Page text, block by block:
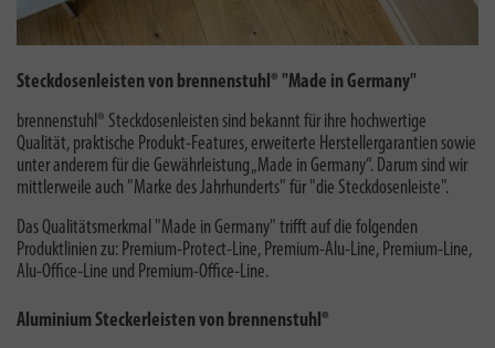
Steckdosenleisten von brennenstuhl® "Made in Germany"
brennenstuhl® Steckdosenleisten sind bekannt für ihre hochwertige
Qualität, praktische Produkt-Features, erweiterte Herstellergarantien sowie
unter anderem für die Gewährleistung „Made in Germany“. Darum sind wir
mittlerweile auch "Marke des Jahrhunderts" für "die Steckdosenleiste".
Das Qualitätsmerkmal "Made in Germany" trifft auf die folgenden
Produktlinien zu: Premium-Protect-Line, Premium-Alu-Line, Premium-Line,
Alu-Office-Line und Premium-Office-Line.
Aluminium Steckerleisten von brennenstuhl®